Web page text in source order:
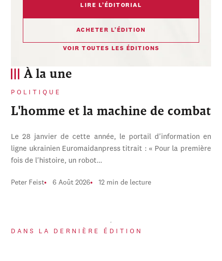
À la une
POLITIQUE
L'homme et la machine de combat
Le 28 janvier de cette année, le portail d'information en
ligne ukrainien Euromaidanpress titrait : « Pour la première
fois de l'histoire, un robot…
Peter Feist 6 Août 2026 12 min de lecture
DANS LA DERNIÈRE ÉDITION
LIRE L’ÉDITORIAL
ACHETER L’ÉDITION
VOIR TOUTES LES ÉDITIONS